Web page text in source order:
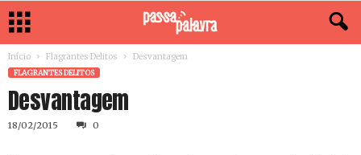
Início Flagrantes Delitos Desvantagem
FLAGRANTES DELITOS
Desvantagem
18/02/2015 0